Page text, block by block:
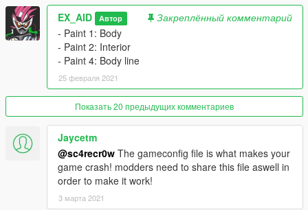
EX_AID Автор
Закреплённый комментарий
- Paint 1: Body
- Paint 2: Interior
- Paint 4: Body line
25 февраля 2021
Показать 20 предыдущих комментариев
Jaycetm
@sc4recr0w The gameconfig file is what makes your
game crash! modders need to share this file aswell in
order to make it work!
3 марта 2021